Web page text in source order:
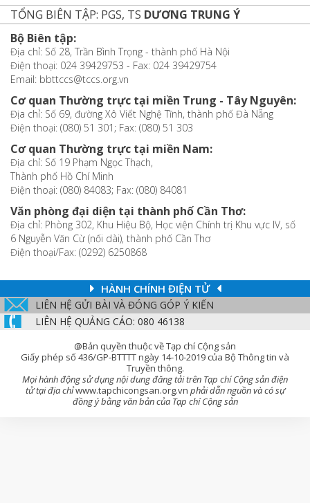
TỔNG BIÊN TẬP: PGS, TS DƯƠNG TRUNG Ý
Bộ Biên tập:
Địa chỉ: Số 28, Trần Bình Trọng - thành phố Hà Nội
Điện thoại: 024 39429753 - Fax: 024 39429754
Email: bbttccs@tccs.org.vn
Cơ quan Thường trực tại miền Trung - Tây Nguyên:
Địa chỉ: Số 69, đường Xô Viết Nghệ Tĩnh, thành phố Đà Nẵng
Điện thoại: (080) 51 301; Fax: (080) 51 303
Cơ quan Thường trực tại miền Nam:
Địa chỉ: Số 19 Phạm Ngọc Thạch,
Thành phố Hồ Chí Minh
Điện thoại: (080) 84083; Fax: (080) 84081
Văn phòng đại diện tại thành phố Cần Thơ:
Địa chỉ: Phòng 302, Khu Hiệu Bộ, Học viện Chính trị Khu vực IV, số
6 Nguyễn Văn Cừ (nối dài), thành phố Cần Thơ
Điện thoại/Fax: (0292) 6250868
HÀNH CHÍNH ĐIỆN TỬ
LIÊN HỆ GỬI BÀI VÀ ĐÓNG GÓP Ý KIẾN
LIÊN HỆ QUẢNG CÁO: 080 46138
@Bản quyền thuộc về Tạp chí Cộng sản
Giấy phép số 436/GP-BTTTT ngày 14-10-2019 của Bộ Thông tin và
Truyền thông.
Mọi hành động sử dụng nội dung đăng tải trên Tạp chí Cộng sản điện
tử tại địa chỉwww.tapchicongsan.org.vn phải dẫn nguồn và có sự
đồng ý bằng văn bản của Tạp chí Cộng sản